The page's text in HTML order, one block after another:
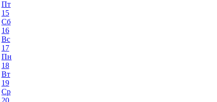
Пт
15
Сб
16
Вс
17
Пн
18
Вт
19
Ср
20